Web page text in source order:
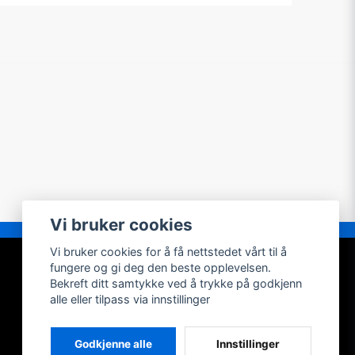
MIN KONTO
Logg inn
Glemt passordet?
Vi bruker cookies
Vi bruker cookies for å få nettstedet vårt til å
fungere og gi deg den beste opplevelsen.
Bekreft ditt samtykke ved å trykke på godkjenn
alle eller tilpass via innstillinger
Godkjenne alle Innstillinger